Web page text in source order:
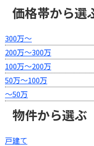
価格帯から選
300万～
200万～300万
100万～200万
50万～100万
～50万
物件から選ぶ
戸建て